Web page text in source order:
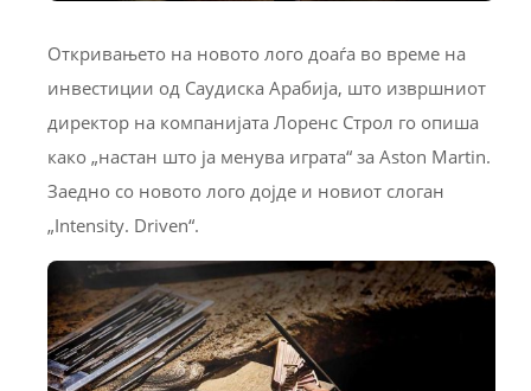
Откривањето на новото лого доаѓа во време на
инвестиции од Саудиска Арабија, што извршниот
директор на компанијата Лоренс Строл го опиша
како „настан што ја менува играта“ за Aston Martin.
Заедно со новото лого дојде и новиот слоган
„Intensity. Driven“.